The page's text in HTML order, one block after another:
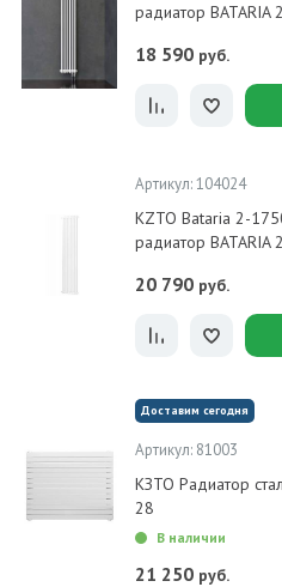
радиатор BATARIA
18 590 руб.
Артикул: 104024
KZTO Bataria 2-
радиатор BATARIA
20 790 руб.
Доставим сегодня
Артикул: 81003
КЗТО Радиатор
28
В наличии
21 250 руб.